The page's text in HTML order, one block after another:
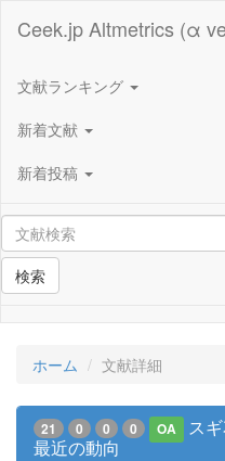
Ceek.jp Altmetrics (α
文献ランキング
新着文献
新着投稿
検索
ホーム 文献詳細
21 0 0 0 OA
ス
最近の動向